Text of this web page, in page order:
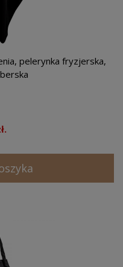
pelerynka fryzjerska,